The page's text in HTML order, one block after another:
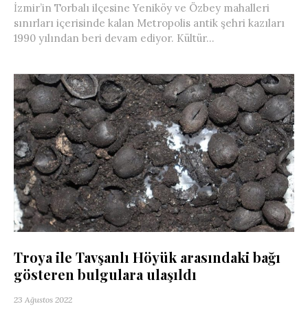
İzmir’in Torbalı ilçesine Yeniköy ve Özbey mahalleri
sınırları içerisinde kalan Metropolis antik şehri kazıları
1990 yılından beri devam ediyor. Kültür...
Troya ile Tavşanlı Höyük arasındaki bağı
gösteren bulgulara ulaşıldı
23 Ağustos 2022